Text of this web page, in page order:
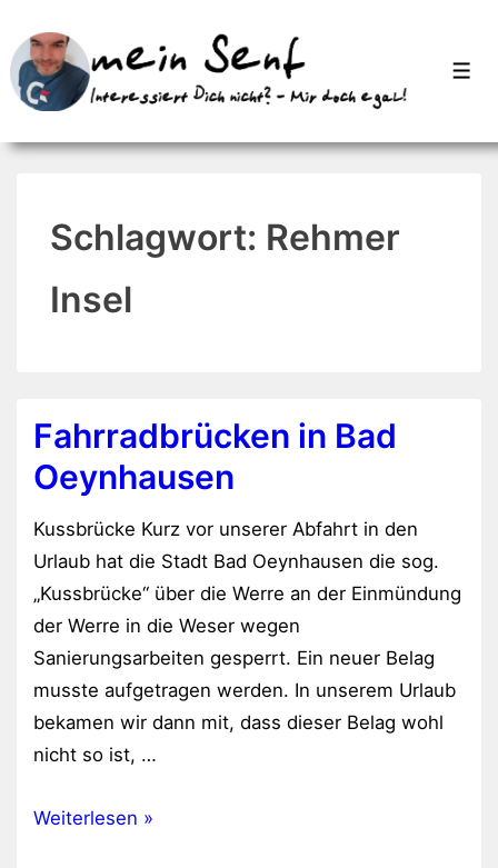
Zum
Inhalt
Schlagwort: Rehmer
Insel
Fahrradbrücken in Bad
Oeynhausen
Kussbrücke Kurz vor unserer Abfahrt in den
Urlaub hat die Stadt Bad Oeynhausen die sog.
„Kussbrücke“ über die Werre an der Einmündung
der Werre in die Weser wegen
Sanierungsarbeiten gesperrt. Ein neuer Belag
musste aufgetragen werden. In unserem Urlaub
bekamen wir dann mit, dass dieser Belag wohl
nicht so ist, …
Fahrradbrücken
Weiterlesen »